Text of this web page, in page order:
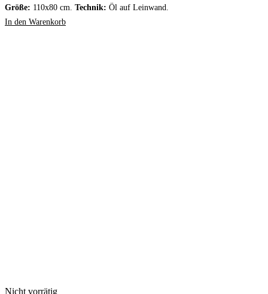
Größe: 110x80 cm. Technik: Öl auf Leinwand.
In den Warenkorb
Nicht vorrätig